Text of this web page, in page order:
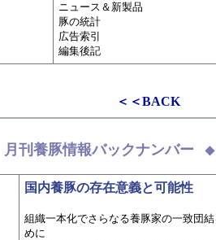
ニュース＆新製品
豚の統計
広告索引
編集後記
＜＜BACK
月刊養豚情報バックナンバー
国内養豚の存在意義と可能性
組織一本化でさらなる養豚家の一致団
めに